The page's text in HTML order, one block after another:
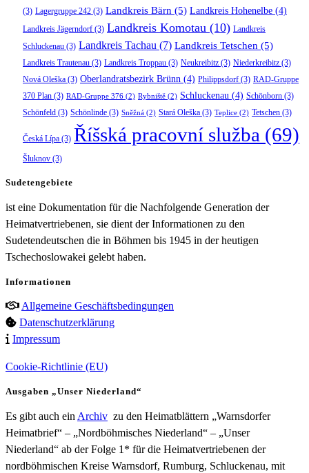
(3) Lagergruppe 242 (3) Landkreis Bärn (5) Landkreis Hohenelbe (4)
Landkreis Jägerndorf (3) Landkreis Komotau (10) Landkreis
Schluckenau (3) Landkreis Tachau (7) Landkreis Tetschen (5)
Landkreis Trautenau (3) Landkreis Troppau (3) Neukreibitz (3) Niederkreibitz (3)
Nová Oleška (3) Oberlandratsbezirk Brünn (4) Philippsdorf (3) RAD-Gruppe
370 Plan (3) RAD-Gruppe 376 (2) Rybniště (2) Schluckenau (4) Schönborn (3)
Schönfeld (3) Schönlinde (3) Sněžná (2) Stará Oleška (3) Teplice (2) Tetschen (3)
Česká Lípa (3) Říšská pracovní služba (69)
Šluknov (3)
Sudetengebiete
ist eine Dokumentation für die Nachfolgende Generation der
Heimatvertriebenen, sie dient der Informationen zu den
Sudetendeutschen die in Böhmen bis 1945 in der heutigen
Tschechoslowakei gelebt haben.
Informationen
Allgemeine Geschäftsbedingungen
Datenschutzerklärung
Impressum
Cookie-Richtlinie (EU)
Ausgaben „Unser Niederland“
Es gibt auch ein Archiv zu den Heimatblättern „Warnsdorfer
Heimatbrief“ – „Nordböhmisches Niederland“ – „Unser
Niederland“ ab der Folge 1* für die Heimatvertriebenen der
nordböhmischen Kreise Warnsdorf, Rumburg, Schluckenau, mit